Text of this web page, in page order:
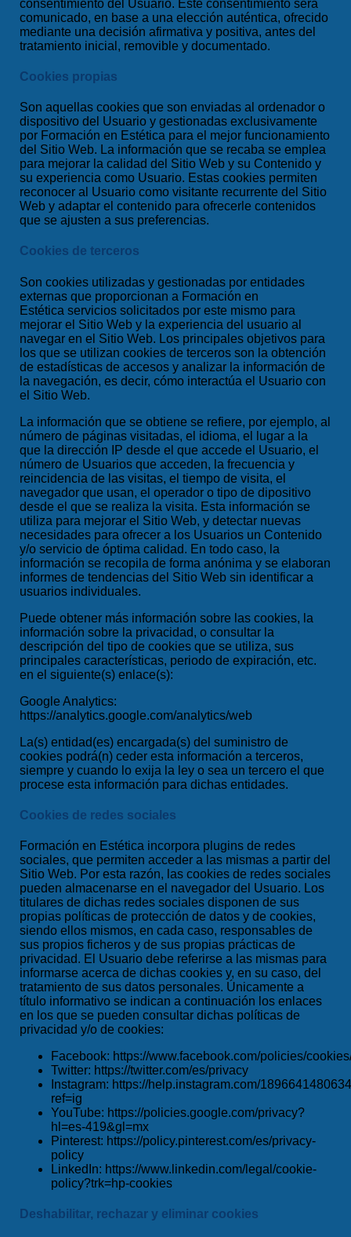
consentimiento del Usuario. Este consentimiento será
comunicado, en base a una elección auténtica, ofrecido
mediante una decisión afirmativa y positiva, antes del
tratamiento inicial, removible y documentado.
Cookies propias
Son aquellas cookies que son enviadas al ordenador o
dispositivo del Usuario y gestionadas exclusivamente
por Formación en Estética para el mejor funcionamiento
del Sitio Web. La información que se recaba se emplea
para mejorar la calidad del Sitio Web y su Contenido y
su experiencia como Usuario. Estas cookies permiten
reconocer al Usuario como visitante recurrente del Sitio
Web y adaptar el contenido para ofrecerle contenidos
que se ajusten a sus preferencias.
Cookies de terceros
Son cookies utilizadas y gestionadas por entidades
externas que proporcionan a Formación en
Estética servicios solicitados por este mismo para
mejorar el Sitio Web y la experiencia del usuario al
navegar en el Sitio Web. Los principales objetivos para
los que se utilizan cookies de terceros son la obtención
de estadísticas de accesos y analizar la información de
la navegación, es decir, cómo interactúa el Usuario con
el Sitio Web.
La información que se obtiene se refiere, por ejemplo, al
número de páginas visitadas, el idioma, el lugar a la
que la dirección IP desde el que accede el Usuario, el
número de Usuarios que acceden, la frecuencia y
reincidencia de las visitas, el tiempo de visita, el
navegador que usan, el operador o tipo de dipositivo
desde el que se realiza la visita. Esta información se
utiliza para mejorar el Sitio Web, y detectar nuevas
necesidades para ofrecer a los Usuarios un Contenido
y/o servicio de óptima calidad. En todo caso, la
información se recopila de forma anónima y se elaboran
informes de tendencias del Sitio Web sin identificar a
usuarios individuales.
Puede obtener más información sobre las cookies, la
información sobre la privacidad, o consultar la
descripción del tipo de cookies que se utiliza, sus
principales características, periodo de expiración, etc.
en el siguiente(s) enlace(s):
Google Analytics:
https://analytics.google.com/analytics/web
La(s) entidad(es) encargada(s) del suministro de
cookies podrá(n) ceder esta información a terceros,
siempre y cuando lo exija la ley o sea un tercero el que
procese esta información para dichas entidades.
Cookies de redes sociales
Formación en Estética incorpora plugins de redes
sociales, que permiten acceder a las mismas a partir del
Sitio Web. Por esta razón, las cookies de redes sociales
pueden almacenarse en el navegador del Usuario. Los
titulares de dichas redes sociales disponen de sus
propias políticas de protección de datos y de cookies,
siendo ellos mismos, en cada caso, responsables de
sus propios ficheros y de sus propias prácticas de
privacidad. El Usuario debe referirse a las mismas para
informarse acerca de dichas cookies y, en su caso, del
tratamiento de sus datos personales. Únicamente a
título informativo se indican a continuación los enlaces
en los que se pueden consultar dichas políticas de
privacidad y/o de cookies:
Facebook: https://www.facebook.com/policies/
Twitter: https://twitter.com/es/privacy
Instagram: https://help.instagram.com/
ref=ig
YouTube: https://policies.google.com/privacy?
hl=es-419&gl=mx
Pinterest: https://policy.pinterest.com/es/privacy-
policy
LinkedIn: https://www.linkedin.com/legal/cookie-
policy?trk=hp-cookies
Deshabilitar, rechazar y eliminar cookies